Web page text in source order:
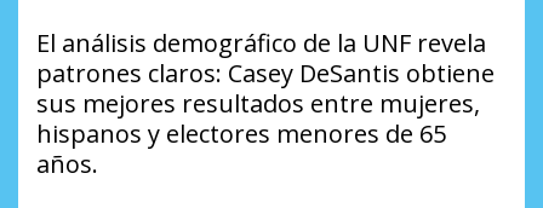
El análisis demográfico de la UNF revela
patrones claros: Casey DeSantis obtiene
sus mejores resultados entre mujeres,
hispanos y electores menores de 65
años.